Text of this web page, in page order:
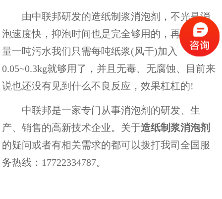
由中联邦研发的造纸制浆消泡剂
，不光是消
泡速度快，抑泡时间也是完全够用的，再有其用
量一吨污水我们只需每吨纸浆(风干)加入
0.05~0.3kg就够用了，并且无毒、无腐蚀、目前来
说也还没有见到什么不良反应，效果杠杠的!
中联邦是一家专门从事消泡剂的研发、生
产、销售的高新技术企业。关于造纸制浆消泡剂
的疑问或者有相关需求的都可以拨打我司全国服
务热线：17722334787。